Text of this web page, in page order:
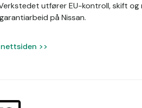
utfører EU-kontroll, skift og
på Nissan.
>>